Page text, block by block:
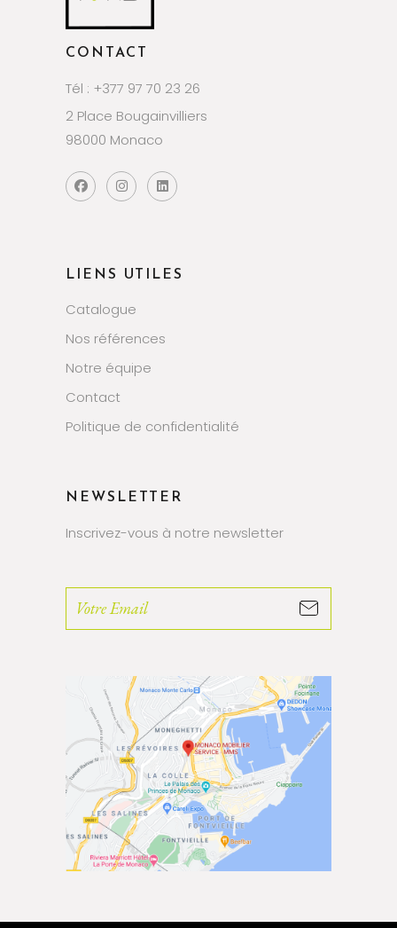
CONTACT
Tél : +377 97 70 23 26
2 Place Bougainvilliers
98000 Monaco
LIENS UTILES
Catalogue
Nos références
Notre équipe
Contact
Politique de confidentialité
NEWSLETTER
Inscrivez-vous à notre newsletter